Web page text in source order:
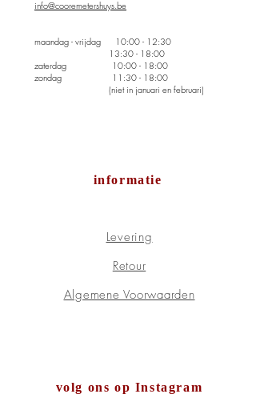
info@cooremetershuys.be
maandag - vrijdag
10:00 - 12:30
13:30 - 18:00
zaterdag 10:00 - 18:00
zondag 11:30 - 18:00
(niet in januari en februari)
informatie
Levering
Retour
Algemene Voorwaarden
volg ons op Instagram